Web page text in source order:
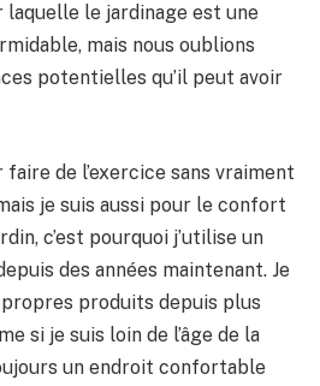
laquelle le jardinage est une
mais nous oublions
potentielles qu’il peut avoir
de l’exercice sans vraiment
je suis aussi pour le confort
c’est pourquoi j’utilise un
des années maintenant. Je
produits depuis plus
si je suis loin de l’âge de la
un endroit confortable